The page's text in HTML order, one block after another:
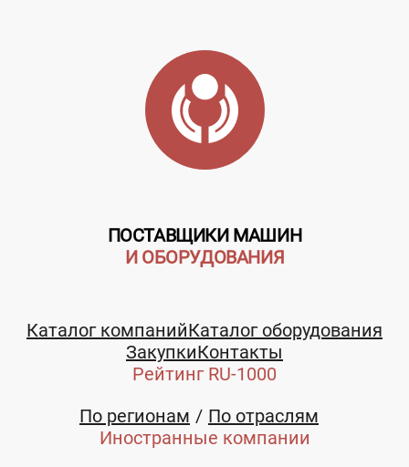
+7 (3494) 213121
металлопрокат
Стальметурал,
Ямало-Ненецкий
автономный округ
ПОСТАВЩИКИ МАШИН
И ОБОРУДОВАНИЯ
Каталог компанийКаталог оборудования
ЗакупкиКонтакты
Рейтинг RU-1000
По регионам
По отраслям
Иностранные компании